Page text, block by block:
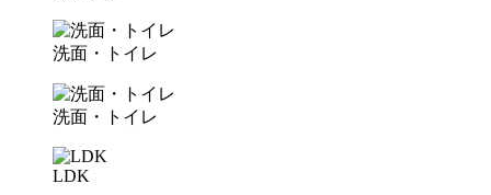
洗面・トイレ
洗面・トイレ
LDK